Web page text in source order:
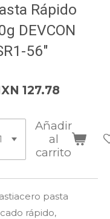
Rápido
DEVCON
56"
127.78
Añadir
al
carrito
pasta
rápido,